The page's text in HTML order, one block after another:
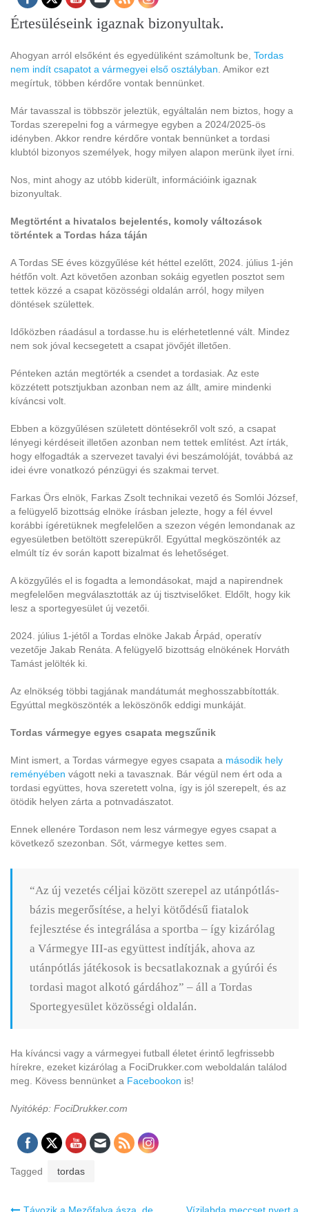
Értesüléseink igaznak bizonyultak.
Ahogyan arról elsőként és egyedüliként számoltunk be, Tordas
nem indít csapatot a vármegyei első osztályban . Amikor ezt
megírtuk, többen kérdőre vontak bennünket.
Már tavasszal is többször jeleztük, egyáltalán nem biztos, hogy a
Tordas szerepelni fog a vármegye egyben a 2024/2025-ös
idényben. Akkor rendre kérdőre vontak bennünket a tordasi
klubtól bizonyos személyek, hogy milyen alapon merünk ilyet írni.
Nos, mint ahogy az utóbb kiderült, információink igaznak
bizonyultak.
Megtörtént a hivatalos bejelentés, komoly változások
történtek a Tordas háza táján
A Tordas SE éves közgyűlése két héttel ezelőtt, 2024. július 1-jén
hétfőn volt. Azt követően azonban sokáig egyetlen posztot sem
tettek közzé a csapat közösségi oldalán arról, hogy milyen
döntések születtek.
Időközben ráadásul a tordasse.hu is elérhetetlenné vált. Mindez
nem sok jóval kecsegetett a csapat jövőjét illetően.
Pénteken aztán megtörték a csendet a tordasiak. Az este
közzétett potsztjukban azonban nem az állt, amire mindenki
kíváncsi volt.
Ebben a közgyűlésen született döntésekről volt szó, a csapat
lényegi kérdéseit illetően azonban nem tettek említést. Azt írták,
hogy elfogadták a szervezet tavalyi évi beszámolóját, továbbá az
idei évre vonatkozó pénzügyi és szakmai tervet.
Farkas Örs elnök, Farkas Zsolt technikai vezető és Somlói József,
a felügyelő bizottság elnöke írásban jelezte, hogy a fél évvel
korábbi ígéretüknek megfelelően a szezon végén lemondanak az
egyesületben betöltött szerepükről. Egyúttal megköszönték az
elmúlt tíz év során kapott bizalmat és lehetőséget.
A közgyűlés el is fogadta a lemondásokat, majd a napirendnek
megfelelően megválasztották az új tisztviselőket. Eldőlt, hogy kik
lesz a sportegyesület új vezetői.
2024. július 1-jétől a Tordas elnöke Jakab Árpád, operatív
vezetője Jakab Renáta. A felügyelő bizottság elnökének Horváth
Tamást jelölték ki.
Az elnökség többi tagjának mandátumát meghosszabbították.
Egyúttal megköszönték a leköszönők eddigi munkáját.
Tordas vármegye egyes csapata megszűnik
Mint ismert, a Tordas vármegye egyes csapata a második hely
reményében vágott neki a tavasznak. Bár végül nem ért oda a
tordasi együttes, hova szeretett volna, így is jól szerepelt, és az
ötödik helyen zárta a potnvadászatot.
Ennek ellenére Tordason nem lesz vármegye egyes csapat a
következő szezonban. Sőt, vármegye kettes sem.
“Az új vezetés céljai között szerepel az utánpótlás-
bázis megerősítése, a helyi kötődésű fiatalok
fejlesztése és integrálása a sportba – így kizárólag
a Vármegye III-as együttest indítják, ahova az
utánpótlás játékosok is becsatlakoznak a gyúrói és
tordasi magot alkotó gárdához” – áll a Tordas
Sportegyesület közösségi oldalán.
Ha kíváncsi vagy a vármegyei futball életet érintő legfrissebb
hírekre, ezeket kizárólag a FociDrukker.com weboldalán találod
meg. Kövess bennünket a Facebookon is!
Nyitókép: FociDrukker.com
Tagged tordas